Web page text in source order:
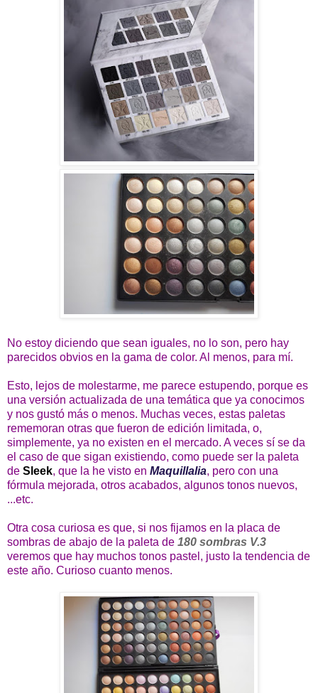
No estoy diciendo que sean iguales, no lo son, pero hay
parecidos obvios en la gama de color. Al menos, para mí.
Esto, lejos de molestarme, me parece estupendo, porque es
una versión actualizada de una temática que ya conocimos
y nos gustó más o menos. Muchas veces, estas paletas
rememoran otras que fueron de edición limitada, o,
simplemente, ya no existen en el mercado. A veces sí se da
el caso de que sigan existiendo, como puede ser la paleta
de Sleek, que la he visto en Maquillalia, pero con una
fórmula mejorada, otros acabados, algunos tonos nuevos,
...etc.
Otra cosa curiosa es que, si nos fijamos en la placa de
sombras de abajo de la paleta de 180 sombras V.3
veremos que hay muchos tonos pastel, justo la tendencia de
este año. Curioso cuanto menos.